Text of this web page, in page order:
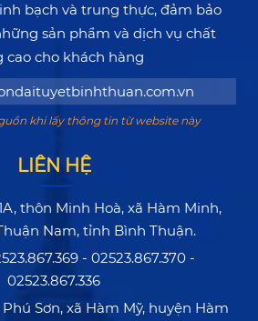
bạch và trung thực, đảm bảo
sản phẩm và dịch vụ chất
cao cho khách hàng
khi lấy thông tin từ website này
LIÊN HỆ
thôn Minh Hoà, xã Hàm Minh,
Nam, tỉnh Bình Thuận.
- 02523.867.370 -
02523.867.336
Sơn, xã Hàm Mỹ, huyện Hàm